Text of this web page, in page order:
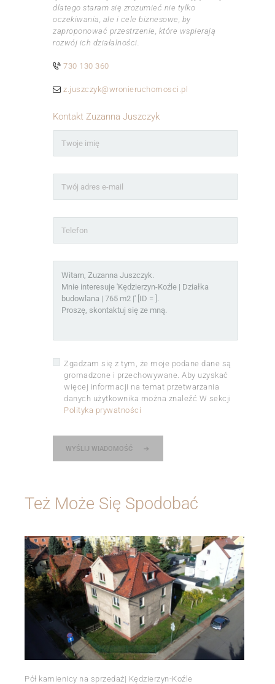
dlatego staram się zrozumieć nie tylko
oczekiwania, ale i cele biznesowe, by
zaproponować przestrzenie, które wspierają
rozwój ich działalności.
730 130 360
z.juszczyk@wronieruchomosci.pl
Kontakt Zuzanna Juszczyk
Zgadzam się z tym, że moje podane dane są
gromadzone i przechowywane. Aby uzyskać
więcej informacji na temat przetwarzania
danych użytkownika można znaleźć W sekcji
Polityka prywatności
WYŚLIJ WIADOMOŚĆ
Też Może Się Spodobać
Pół kamienicy na sprzedaż| Kędzierzyn-Koźle